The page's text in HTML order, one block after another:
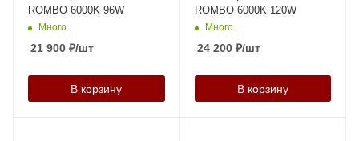
ROMBO 6000K 96W
Много
21 900 ₽/шт
В корзину
ROMBO 6000K 120W
Много
24 200₽/шт
В корзину